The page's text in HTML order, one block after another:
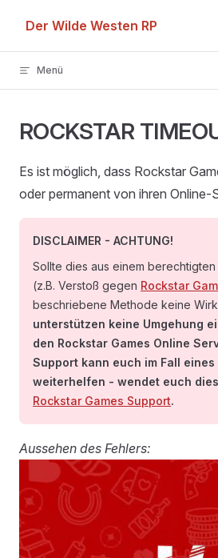
Skip to content
Der Wilde Westen RP
Menü
ROCKSTAR
Es ist möglich, dass Rockstar
oder permanent von ihren Online-
DISCLAIMER - ACHTUNG!
Sollte dies aus einem
(z.B. Verstoß gegen Rockstar
beschriebene Methode keine
unterstützen keine Umgehung
den Rockstar Games Online
Support kann euch im Fall
weiterhelfen - wendet euch
Rockstar Games Support.
Aussehen des Fehlers: